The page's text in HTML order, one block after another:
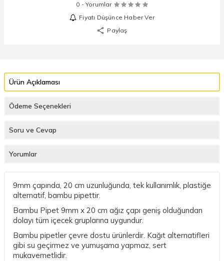
0 - Yorumlar
Fiyatı Düşünce Haber Ver
Paylaş
Ürün Açıklaması
Ödeme Seçenekleri
Soru ve Cevap
Yorumlar
9mm çapında, 20 cm uzunluğunda, tek kullanımlık, plastiğe
alternatif, bambu pipettir.
Bambu Pipet 9mm x 20 cm ağız çapı geniş olduğundan
dolayı tüm içecek gruplarına uygundur.
Bambu pipetler çevre dostu ürünlerdir. Kağıt alternatifleri
gibi su geçirmez ve yumuşama yapmaz, sert
mukavemetlidir.